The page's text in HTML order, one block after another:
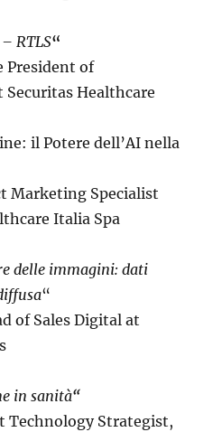
RTLS“
President of
Healthcare
il Potere dell’AI nella
Marketing Specialist
Italia Spa
delle immagini: dati
“
of Sales Digital at
in sanità“
Technology Strategist,